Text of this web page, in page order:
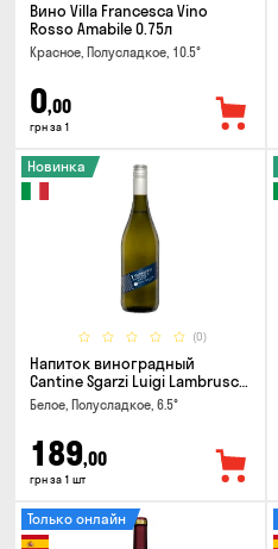
Вино Villa Francesca Vino
Rosso Amabile 0.75л
Красное, Полусладкое, 10.5°
0,00
грн за 1
(0)
Новинка
Напиток виноградный
Cantine Sgarzi Luigi Lambrusco
IGT Emilia Bianca Frizziante
0.75л
Белое, Полусладкое, 6.5°
189,00
грн за 1 шт
Только онлайн